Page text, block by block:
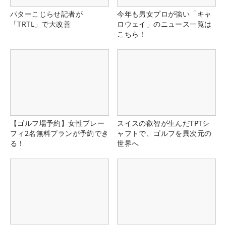
パターこじらせ記者が
「TRTL」で大改善
今年も男女プロが強い「キャ
ロウェイ」のニュース一覧は
こちら！
【ゴルフ場予約】女性プレー
フィ2名無料プランが予約でき
る！
スイスの叡智が生んだTPTシ
ャフトで、ゴルフを異次元の
世界へ